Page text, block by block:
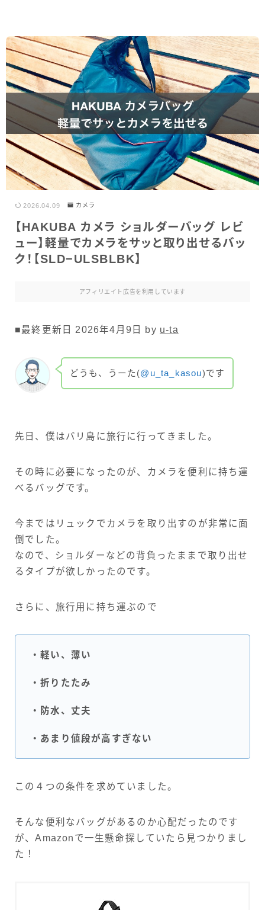
2026.04.09 カメラ
【HAKUBA カメラ ショルダーバッグ レビ
ュー】軽量でカメラをサッと取り出せるバッ
ク！【SLD−ULSBLBK】
アフィリエイト広告を利用しています
■最終更新日 2026年4月9日 by u-ta
どうも、うーた(@u_ta_kasou)です
先日、僕はバリ島に旅行に行ってきました。
その時に必要になったのが、カメラを便利に持ち運
べるバッグです。
今まではリュックでカメラを取り出すのが非常に面
倒でした。
なので、ショルダーなどの背負ったままで取り出せ
るタイプが欲しかったのです。
さらに、旅行用に持ち運ぶので
・軽い、薄い
・折りたたみ
・防水、丈夫
・あまり値段が高すぎない
この４つの条件を求めていました。
そんな便利なバッグがあるのか心配だったのです
が、Amazonで一生懸命探していたら見つかりまし
た！